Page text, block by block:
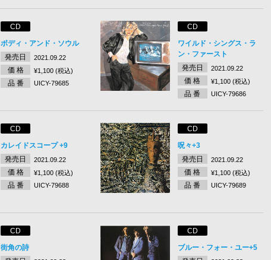
CD
ボディ・アンド・ソウル
発売日
2021.09.22
価 格 ¥1,100 (税込)
品 番 UICY-79685
CD
ワイルド・シングス・ラ
ン・ファースト
発売日
2021.09.22
価 格 ¥1,100 (税込)
品 番 UICY-79686
CD
カレイドスコープ +9
発売日
2021.09.22
価 格 ¥1,100 (税込)
品 番 UICY-79688
CD
呪々+3
発売日
2021.09.22
価 格 ¥1,100 (税込)
品 番 UICY-79689
CD
街角の詩
CD
ブルー・フォー・ユー+5